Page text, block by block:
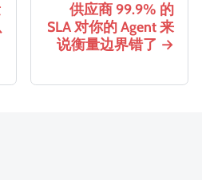
供应商 99.9% 的
SLA 对你的 Agent 来
说衡量边界错了